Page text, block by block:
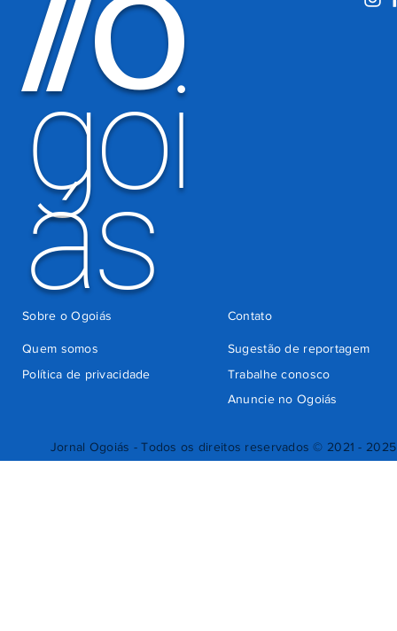
há 2 dias
Jornal Ogoiás - Todos os direitos reservados © 2021 - 2025
//O
goi
ás
Quem somos
Sugestão de reportagem
Trabalhe conosco
Política de privacidade
Anuncie no Ogoiás
Contato
Sobre o Ogoiás